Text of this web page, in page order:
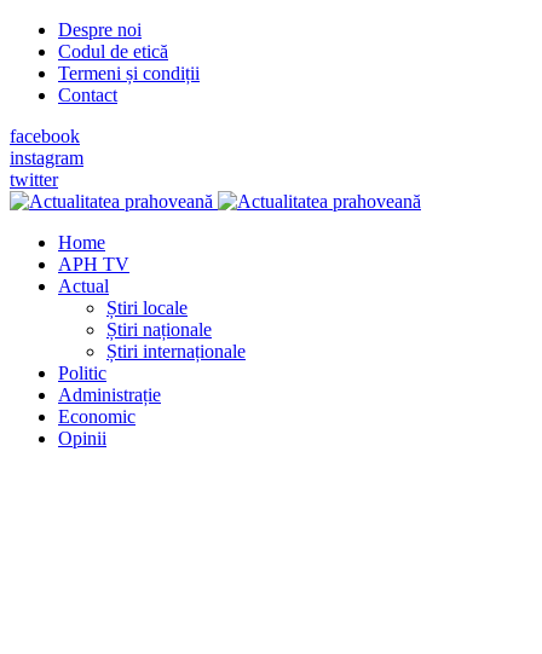
Despre noi
Codul de etică
Termeni și condiții
Contact
facebook
instagram
twitter
Home
APH TV
Actual
Știri locale
Știri naționale
Știri internaționale
Politic
Administrație
Economic
Opinii